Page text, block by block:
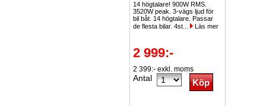
14 högtalare! 900W RMS.
3520W peak. 3-vägs ljud för
bil båt. 14 högtalare. Passar
de flesta bilar. 4st...
Läs mer
2 999:-
2 399:- exkl. moms
Antal